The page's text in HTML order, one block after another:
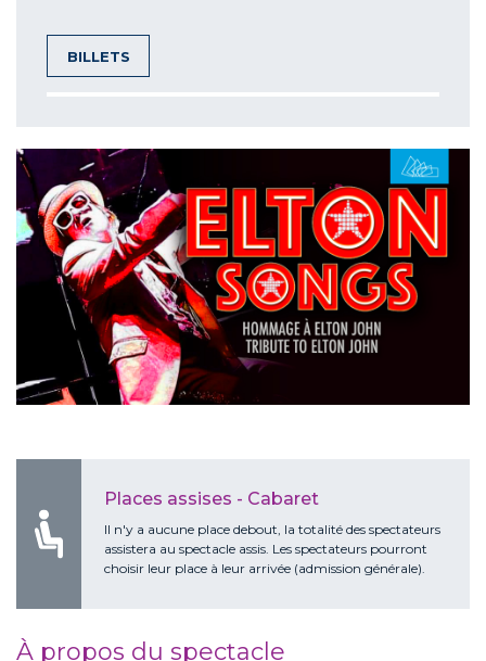
BILLETS
Places assises - Cabaret
ll n'y a aucune place debout, la totalité des spectateurs
assistera au spectacle assis. Les spectateurs pourront
choisir leur place à leur arrivée (admission générale).
À propos du spectacle